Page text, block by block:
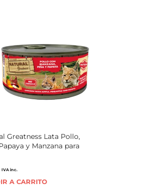
Greatness Lata Pollo,
y Manzana para
IVA inc.
A CARRITO